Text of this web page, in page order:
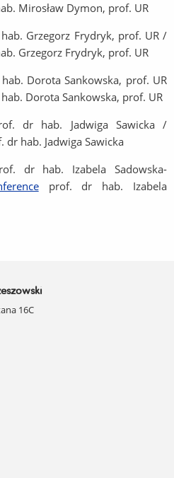
Mirosław Dymon, prof. UR
Grzegorz Frydryk, prof. UR /
Grzegorz Frydryk, prof. UR
Dorota Sankowska, prof. UR
Dorota Sankowska, prof. UR
dr hab. Jadwiga Sawicka /
dr hab. Jadwiga Sawicka
dr hab. Izabela Sadowska-
prof. dr hab. Izabela
16C